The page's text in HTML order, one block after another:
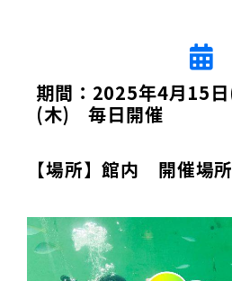
期間：2025年4月15
(木) 毎日開催
【場所】館内 開催場